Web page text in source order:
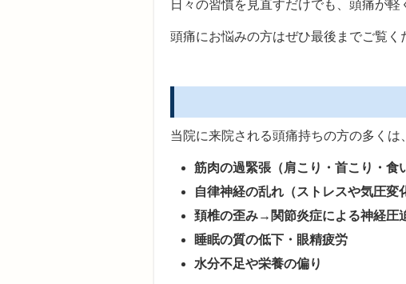
日々の習慣を見直すだけでも、頭痛が軽
頭痛にお悩みの方はぜひ最後までご覧く
当院に来院される頭痛持ちの方の多くは
筋肉の過緊張（肩こり・首こり・食
自律神経の乱れ（ストレスや気圧変
頚椎の歪み→関節炎症による神経圧
睡眠の質の低下・眼精疲労
水分不足や栄養の偏り